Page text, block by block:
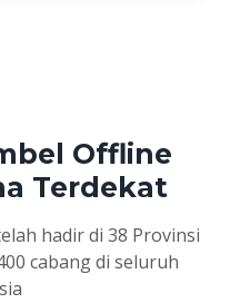
Offline
Terdekat
hadir di 38 Provinsi
cabang di seluruh